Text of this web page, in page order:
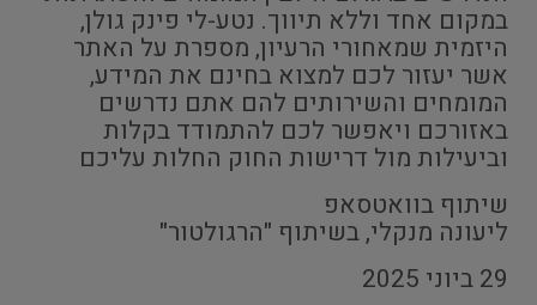
במקום אחד וללא תיווך. נטע-לי פינק גולן,
היזמית שמאחורי הרעיון, מספרת על האתר
אשר יעזור לכם למצוא בחינם את המידע,
המומחים והשירותים להם אתם נדרשים
באזורכם ויאפשר לכם להתמודד בקלות
וביעילות מול דרישות החוק החלות עליכם
שיתוף בוואטסאפ
ליעונה מנקלי, בשיתוף "הרגולטור"
29 ביוני 2025